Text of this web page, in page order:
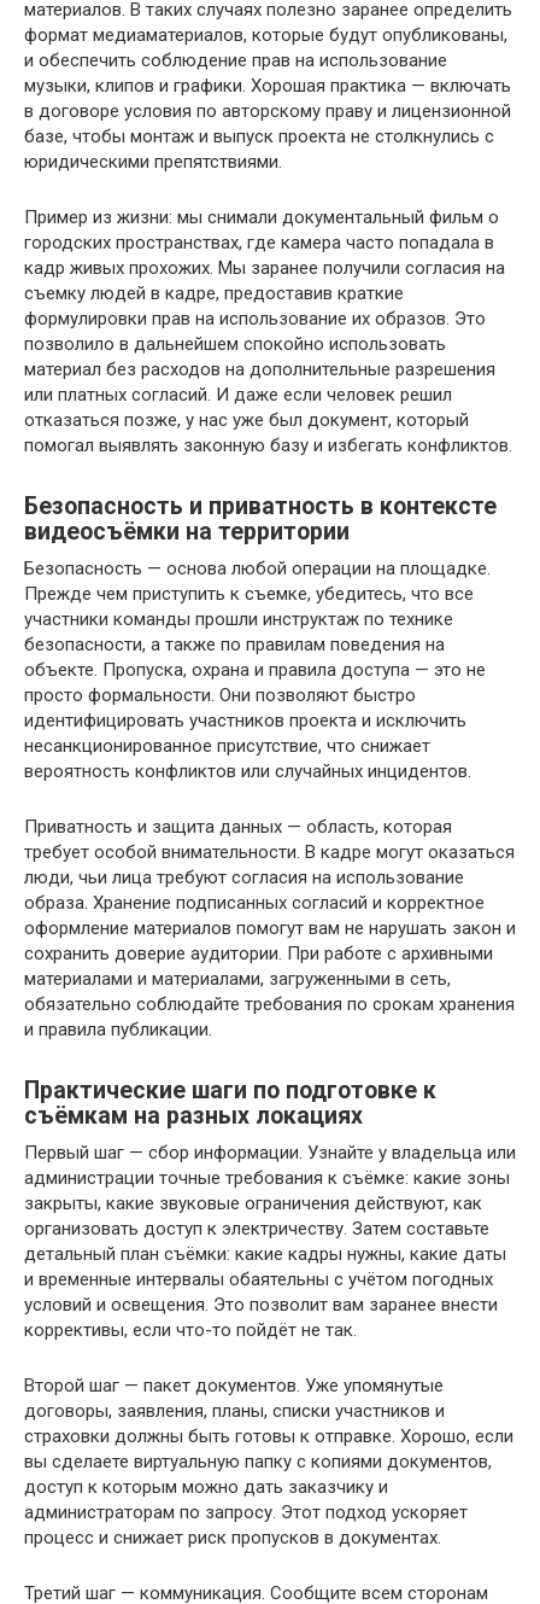
материалов. В таких случаях полезно заранее определить
формат медиаматериалов, которые будут опубликованы,
и обеспечить соблюдение прав на использование
музыки, клипов и графики. Хорошая практика — включать
в договоре условия по авторскому праву и лицензионной
базе, чтобы монтаж и выпуск проекта не столкнулись с
юридическими препятствиями.
Пример из жизни: мы снимали документальный фильм о
городских пространствах, где камера часто попадала в
кадр живых прохожих. Мы заранее получили согласия на
съемку людей в кадре, предоставив краткие
формулировки прав на использование их образов. Это
позволило в дальнейшем спокойно использовать
материал без расходов на дополнительные разрешения
или платных согласий. И даже если человек решил
отказаться позже, у нас уже был документ, который
помогал выявлять законную базу и избегать конфликтов.
Безопасность и приватность в контексте
видеосъёмки на территории
Безопасность — основа любой операции на площадке.
Прежде чем приступить к съемке, убедитесь, что все
участники команды прошли инструктаж по технике
безопасности, а также по правилам поведения на
объекте. Пропуска, охрана и правила доступа — это не
просто формальности. Они позволяют быстро
идентифицировать участников проекта и исключить
несанкционированное присутствие, что снижает
вероятность конфликтов или случайных инцидентов.
Приватность и защита данных — область, которая
требует особой внимательности. В кадре могут оказаться
люди, чьи лица требуют согласия на использование
образа. Хранение подписанных согласий и корректное
оформление материалов помогут вам не нарушать закон и
сохранить доверие аудитории. При работе с архивными
материалами и материалами, загруженными в сеть,
обязательно соблюдайте требования по срокам хранения
и правила публикации.
Практические шаги по подготовке к
съёмкам на разных локациях
Первый шаг — сбор информации. Узнайте у владельца или
администрации точные требования к съёмке: какие зоны
закрыты, какие звуковые ограничения действуют, как
организовать доступ к электричеству. Затем составьте
детальный план съёмки: какие кадры нужны, какие даты
и временные интервалы обаятельны с учётом погодных
условий и освещения. Это позволит вам заранее внести
коррективы, если что-то пойдёт не так.
Второй шаг — пакет документов. Уже упомянутые
договоры, заявления, планы, списки участников и
страховки должны быть готовы к отправке. Хорошо, если
вы сделаете виртуальную папку с копиями документов,
доступ к которым можно дать заказчику и
администраторам по запросу. Этот подход ускоряет
процесс и снижает риск пропусков в документах.
Третий шаг — коммуникация. Сообщите всем сторонам